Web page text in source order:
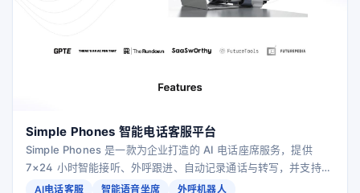
Simple Phones 智能电话客服平台
Simple Phones 是一款为企业打造的 AI 电话座席服务，提供
7×24 小时智能接听、外呼跟进、自动记录通话与转写，并支持高
度定制话术、语言和业务流程，帮助中小企业不再错过任何客户来
AI电话客服 智能语音坐席 外呼机器人